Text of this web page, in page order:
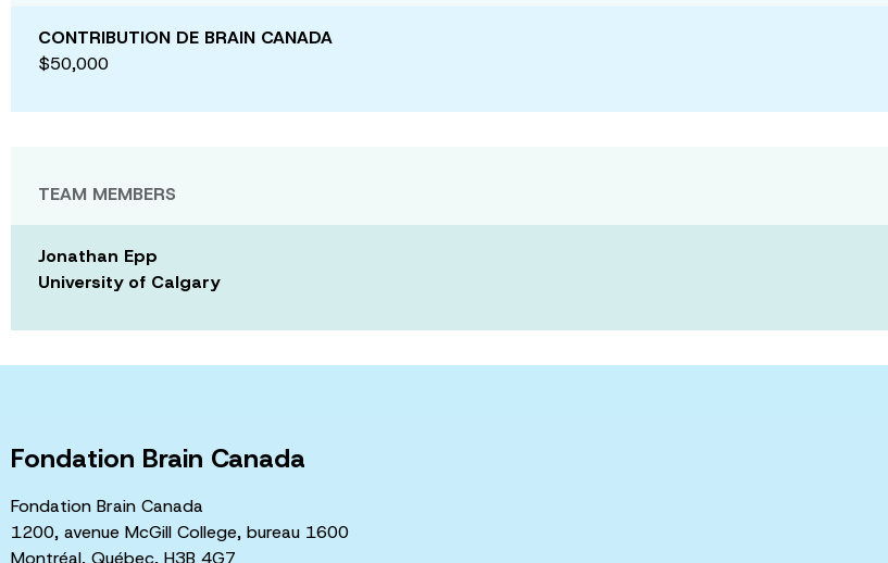
CONTRIBUTION DE BRAIN CANADA
$50,000
TEAM MEMBERS
Jonathan Epp
University of Calgary
Fondation Brain Canada
Fondation Brain Canada
1200, avenue McGill College, bureau 1600
Montréal, Québec, H3B 4G7